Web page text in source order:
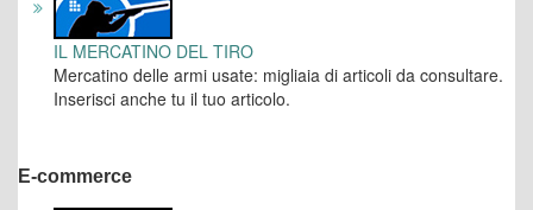
IL MERCATINO DEL TIRO
Mercatino delle armi usate: migliaia di articoli da consultare.
Inserisci anche tu il tuo articolo.
E-commerce